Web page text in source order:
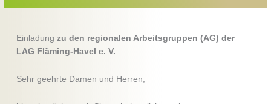
Einladung zu den regionalen Arbeitsgruppen (AG) der
LAG Fläming-Havel e. V.
Sehr geehrte Damen und Herren,